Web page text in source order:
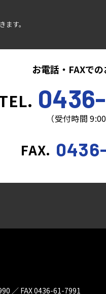
す。
お電話・FAXで
（受付時間
FAX.
／ FAX 0436-61-7991